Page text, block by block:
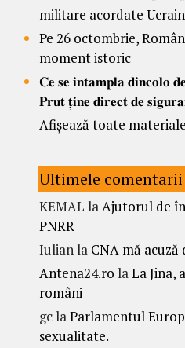
militare acordate
Pe 26 octombrie,
moment istoric
𝐂𝐞 𝐬𝐞 𝐢𝐧𝐭𝐚𝐦𝐩𝐥𝐚 𝐝𝐢𝐧𝐜𝐨𝐥𝐨
𝐏𝐫𝐮𝐭 𝐭̦𝐢𝐧𝐞 𝐝𝐢𝐫𝐞𝐜𝐭 𝐝𝐞
Afișează toate
Ultimele comentarii
KEMAL laAjutorul de
PNRR
Iulianla CNA mă acuză
Antena24.ro laLa Jina,
români
gclaParlamentul
sexualitate.